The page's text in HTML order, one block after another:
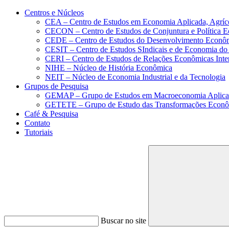
Conteúdo principal Menu principal
Centros e Núcleos
CEA – Centro de Estudos em Economia Aplicada,
CECON – Centro de Estudos de Conjuntura e Política
CEDE – Centro de Estudos do Desenvolvimento
CESIT – Centro de Estudos SIndicais e de Economia
CERI – Centro de Estudos de Relações Econômicas
NIHE – Núcleo de História Econômica
NEIT – Núcleo de Economia Industrial e da Tecnologia
Grupos de Pesquisa
GEMAP – Grupo de Estudos em Macroeconomia
GETETE – Grupo de Estudo das Transformações
Café & Pesquisa
Contato
Tutoriais
Buscar no site